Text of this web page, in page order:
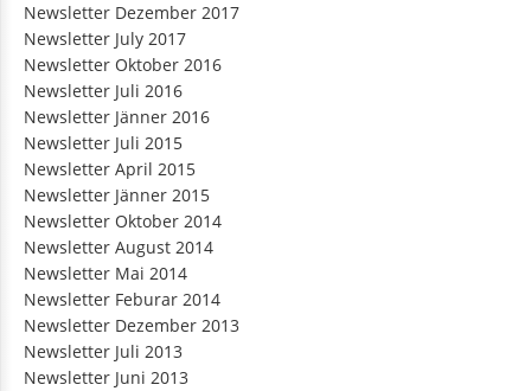
Newsletter Dezember 2017
Newsletter July 2017
Newsletter Oktober 2016
Newsletter Juli 2016
Newsletter Jänner 2016
Newsletter Juli 2015
Newsletter April 2015
Newsletter Jänner 2015
Newsletter Oktober 2014
Newsletter August 2014
Newsletter Mai 2014
Newsletter Feburar 2014
Newsletter Dezember 2013
Newsletter Juli 2013
Newsletter Juni 2013